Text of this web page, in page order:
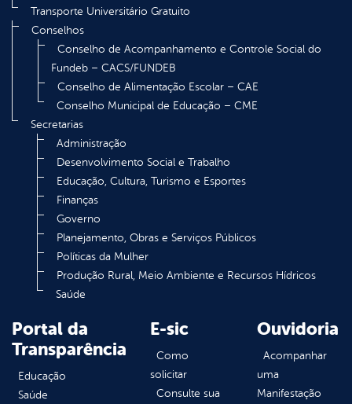
Transporte Universitário Gratuito
Conselhos
Conselho de Acompanhamento e Controle Social do
Fundeb – CACS/FUNDEB
Conselho de Alimentação Escolar – CAE
Conselho Municipal de Educação – CME
Secretarias
Administração
Desenvolvimento Social e Trabalho
Educação, Cultura, Turismo e Esportes
Finanças
Governo
Planejamento, Obras e Serviços Públicos
Políticas da Mulher
Produção Rural, Meio Ambiente e Recursos Hídricos
Saúde
Portal da
Transparência
Educação
Saúde
E-sic
Como
solicitar
Consulte sua
Ouvidoria
Acompanhar
uma
Manifestação